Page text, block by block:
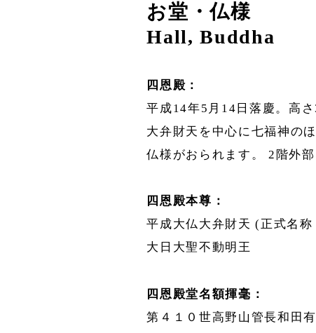
お堂・仏様
Hall, Buddha
四恩殿：
平成14年5月14日落慶。高さ
大弁財天を中心に七福神の
仏様がおられます。 2階外
四恩殿本尊：
平成大仏大弁財天 (正式名
大日大聖不動明王
四恩殿堂名額揮毫：
第４１０世高野山管長和田